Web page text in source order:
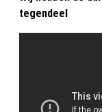
tegendeel